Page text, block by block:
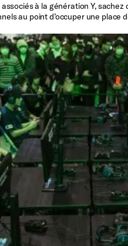
à la génération Y,
au point d’occuper une place